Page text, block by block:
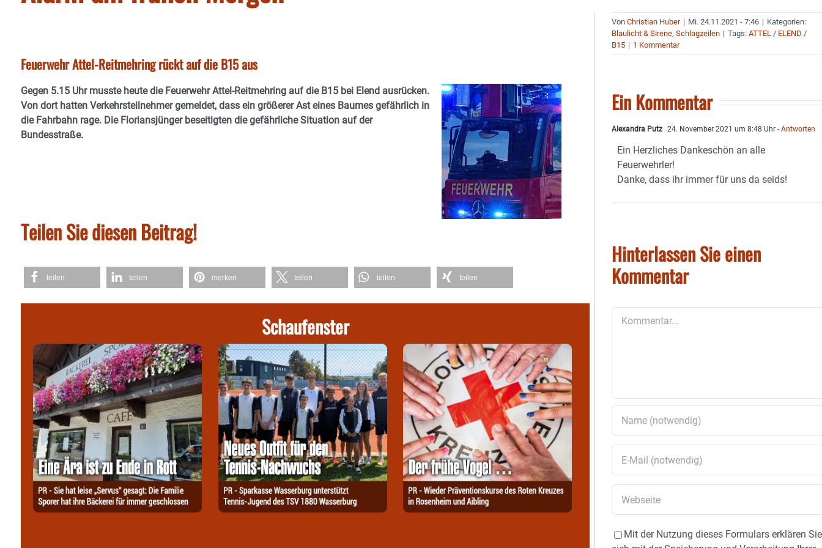
Feuerwehr Attel-Reitmehring rückt auf die B15 aus
Gegen 5.15 Uhr musste heute die Feuerwehr Attel-Reitmehring auf die B15 bei Elend ausrücken.
Von dort hatten Verkehrsteilnehmer gemeldet, dass ein größerer Ast eines Baumes gefährlich in
die Fahrbahn rage. Die Floriansjünger beseitigten die gefährliche Situation auf der
Bundesstraße.
Teilen Sie diesen Beitrag!
teilen teilen merken teilen teilen teilen
Schaufenster
VonChristian Huber | Mi. 24.11.2021 - 7:46 | Kategorien:
Blaulicht & Sirene,Schlagzeilen | Tags:ATTEL / ELEND /
B15 | 1 Kommentar
Ein Kommentar
Alexandra Putz 24. November 2021 um 8:48 Uhr - Antworten
Ein Herzliches Dankeschön an alle
Feuerwehrler!
Danke, dass ihr immer für uns da seids!
Hinterlassen Sie einen
Kommentar
Mit der Nutzung dieses Formulars erklären Sie